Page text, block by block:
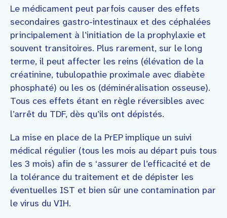
Le médicament peut parfois causer des effets
secondaires gastro-intestinaux et des céphalées
principalement à l’initiation de la prophylaxie et
souvent transitoires. Plus rarement, sur le long
terme, il peut affecter les reins (élévation de la
créatinine, tubulopathie proximale avec diabète
phosphaté) ou les os (déminéralisation osseuse).
Tous ces effets étant en règle réversibles avec
l’arrêt du TDF, dès qu’ils ont dépistés.
La mise en place de la PrEP implique un suivi
médical régulier (tous les mois au départ puis tous
les 3 mois) afin de s ‘assurer de l’efficacité et de
la tolérance du traitement et de dépister les
éventuelles IST et bien sûr une contamination par
le virus du VIH.